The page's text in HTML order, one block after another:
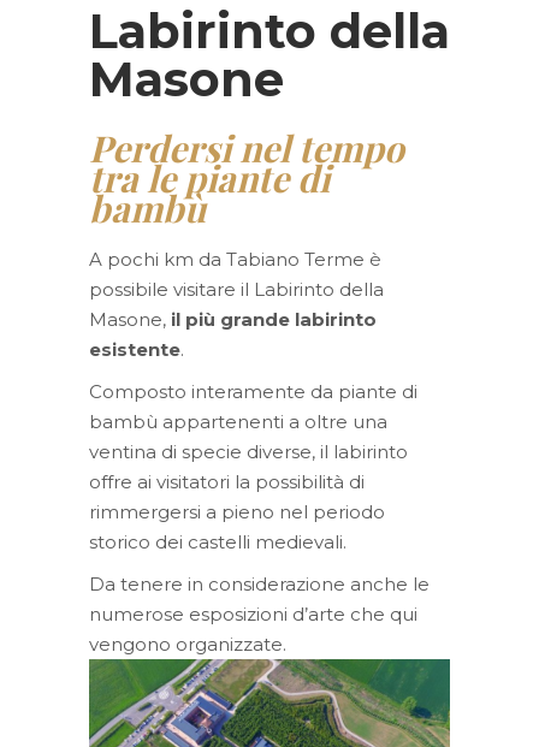
Labirinto della
Masone
Perdersi nel tempo
tra le piante di
bambù
A pochi km da Tabiano Terme è
possibile visitare il Labirinto della
Masone, il più grande labirinto
esistente.
Composto interamente da piante di
bambù appartenenti a oltre una
ventina di specie diverse, il labirinto
offre ai visitatori la possibilità di
rimmergersi a pieno nel periodo
storico dei castelli medievali.
Da tenere in considerazione anche le
numerose esposizioni d’arte che qui
vengono organizzate.